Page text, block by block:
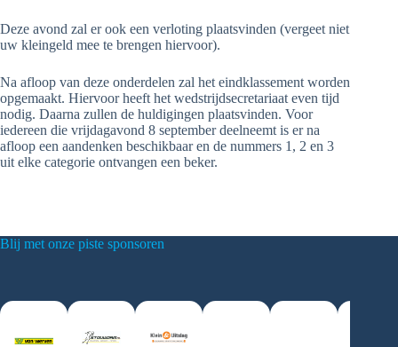
Deze avond zal er ook een verloting plaatsvinden (vergeet niet
uw kleingeld mee te brengen hiervoor).
Na afloop van deze onderdelen zal het eindklassement worden
opgemaakt. Hiervoor heeft het wedstrijdsecretariaat even tijd
nodig. Daarna zullen de huldigingen plaatsvinden. Voor
iedereen die vrijdagavond 8 september deelneemt is er na
afloop een aandenken beschikbaar en de nummers 1, 2 en 3
uit elke categorie ontvangen een beker.
Blij met onze piste sponsoren